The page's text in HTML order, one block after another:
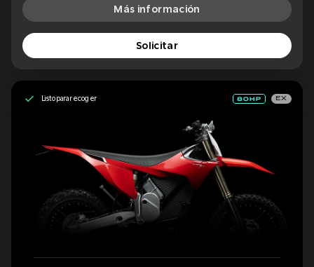
Más información
Solicitar
Listo para recoger EX